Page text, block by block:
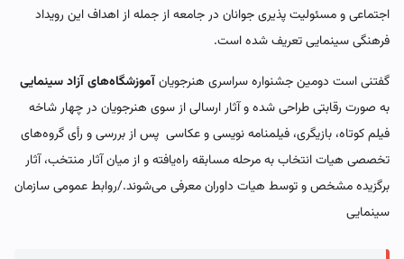
اجتماعی و مسئولیت پذیری جوانان در جامعه از جمله از اهداف این رویداد
فرهنگی سینمایی تعریف شده است.
گفتنی است دومین جشنواره سراسری هنرجویانآموزشگاه‌های آزاد سینمایی
به صورت رقابتی طراحی شده و آثار ارسالی از سوی هنرجویان در چهار شاخه
فیلم کوتاه، بازیگری، فیلمنامه نویسی و عکاسی پس از بررسی و رأی گروه‌های
تخصصی هیات انتخاب به مرحله مسابقه راه‌یافته و از میان آثار منتخب، آثار
برگزیده مشخص و توسط هیات داوران معرفی می‌شوند./روابط عمومی سازمان
سینمایی